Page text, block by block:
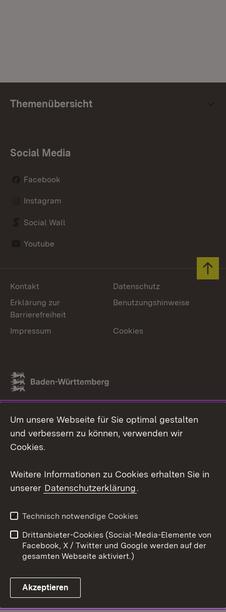
Themenübersicht
Social Media
Facebook
Instagram
Social Wall
Youtube
Link zum Landesportal
Kontakt
Datenschutz
Erklärung zur
Barrierefreiheit
Benutzungshinweise
Impressum Cookies
Um unsere Webseite für Sie optimal gestalten
und verbessern zu können, verwenden wir
Cookies.
Weitere Informationen zu Cookies erhalten Sie in
unserer Datenschutzerklärung.
Technisch notwendige Cookies
Drittanbieter-Cookies (Social-Media-Elemente von
Facebook, X / Twitter und Google werden auf der
gesamten Webseite aktiviert.)
Akzeptieren